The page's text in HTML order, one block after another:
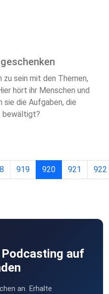
zu sein mit den Themen,
hört ihr Menschen und
sie die Aufgaben, die
bewältigt?
919 920 921 922
Podcasting auf
an. Erhalte